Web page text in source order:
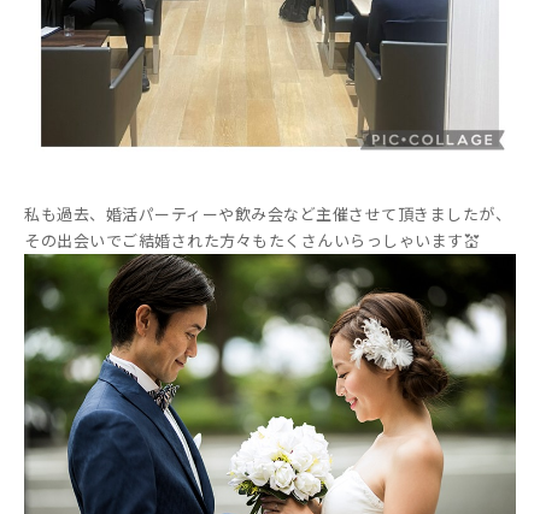
私も過去、婚活パーティーや飲み会など主催させて頂きましたが、
その出会いでご結婚された方々もたくさんいらっしゃいます💒